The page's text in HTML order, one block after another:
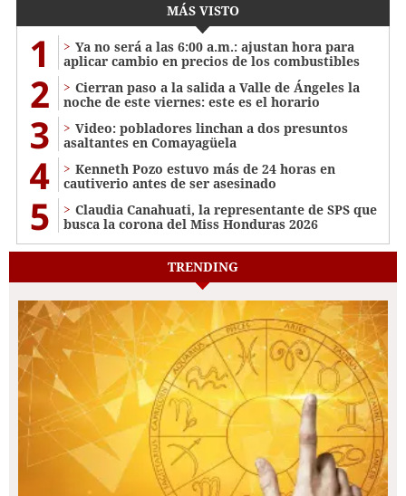
MÁS VISTO
1
Ya no será a las 6:00 a.m.: ajustan hora para
aplicar cambio en precios de los combustibles
2
Cierran paso a la salida a Valle de Ángeles la
noche de este viernes: este es el horario
3
Video: pobladores linchan a dos presuntos
asaltantes en Comayagüela
4
Kenneth Pozo estuvo más de 24 horas en
cautiverio antes de ser asesinado
5
Claudia Canahuati, la representante de SPS que
busca la corona del Miss Honduras 2026
TRENDING